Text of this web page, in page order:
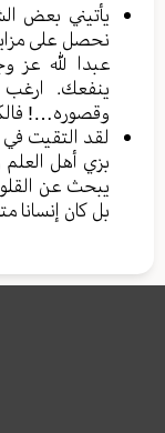
يأتيني بعض
نحصل على
عبدا لله عز
ينفعك.
وقصوره…!
لقد التقيت في
بزي أهل العلم
يبحث عن
بل كان إنسانا